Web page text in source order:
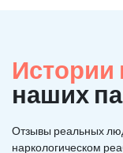
наших
Отзывы реальных
наркологическом